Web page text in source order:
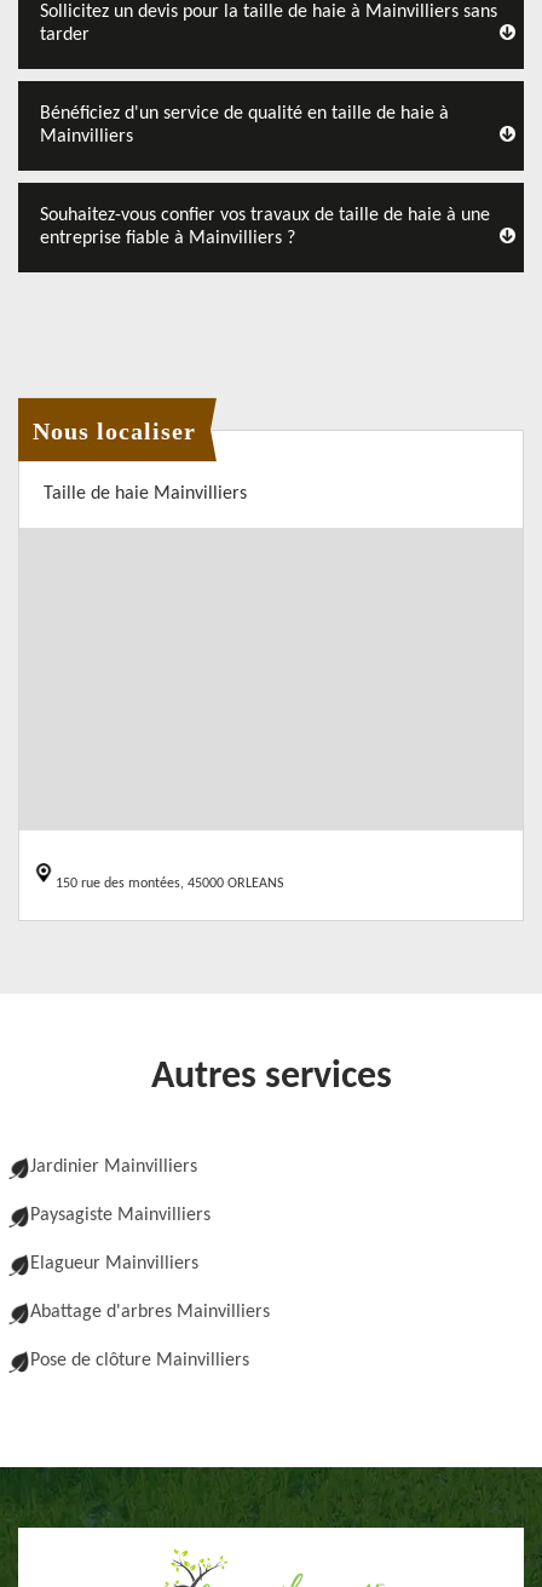
Sollicitez un devis pour la taille de haie à Mainvilliers sans
tarder
Bénéficiez d'un service de qualité en taille de haie à
Mainvilliers
Souhaitez-vous confier vos travaux de taille de haie à une
entreprise fiable à Mainvilliers ?
Nous localiser
Taille de haie Mainvilliers
150 rue des montées, 45000 ORLEANS
Autres services
Jardinier Mainvilliers
Paysagiste Mainvilliers
Elagueur Mainvilliers
Abattage d'arbres Mainvilliers
Pose de clôture Mainvilliers